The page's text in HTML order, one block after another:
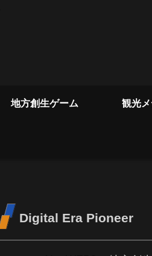
地方創生ゲーム 観光
Digital Era Pioneer